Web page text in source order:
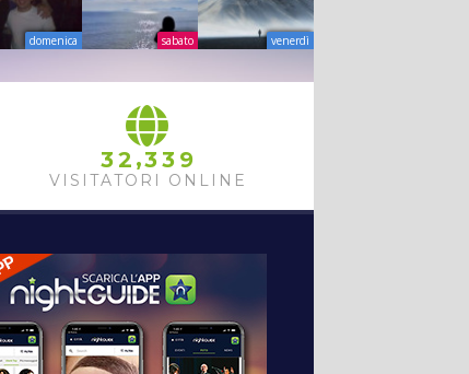
domenica sabato venerdì
32 ,33 9
VISITATORI ONLINE